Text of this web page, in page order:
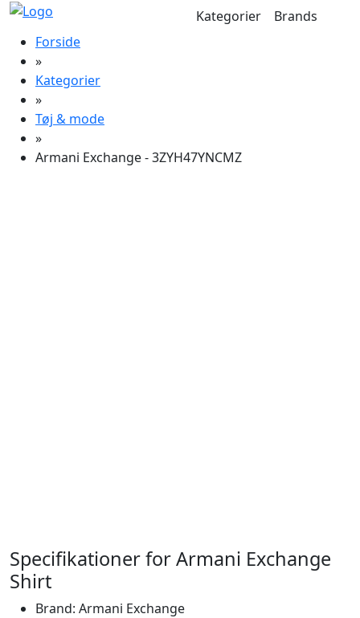
Kategorier
Brands
Forside
»
Kategorier
»
Tøj & mode
»
Armani Exchange - 3ZYH47YNCMZ
Specifikationer for Armani Exchange
Shirt
Brand: Armani Exchange